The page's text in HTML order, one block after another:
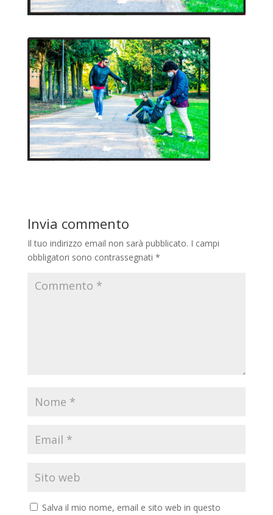
Invia commento
Il tuo indirizzo email non sarà pubblicato. I campi
obbligatori sono contrassegnati *
Salva il mio nome, email e sito web in questo